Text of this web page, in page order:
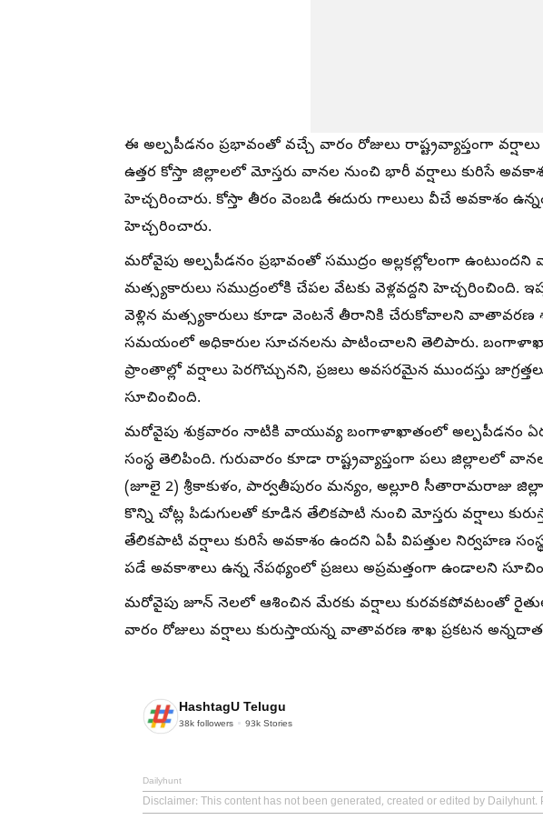
ఈ అల్పపీడనం ప్రభావంతో వచ్చే వారం రోజులు రాష్ట్రవ్యాప్తంగా
ఉత్తర కోస్తా జిల్లాలలో మోస్తరు వానల నుంచి భారీ వర్షాలు కురిసే
హెచ్చరించారు. కోస్తా తీరం వెంబడి ఈదురు గాలులు వీచే అవకాశం
హెచ్చరించారు.
మరోవైపు అల్పపీడనం ప్రభావంతో సముద్రం అల్లకల్లోలంగా
మత్స్యకారులు సముద్రంలోకి చేపల వేటకు వెళ్లవద్దని హెచ్చరించింది.
వెళ్లిన మత్స్యకారులు కూడా వెంటనే తీరానికి చేరుకోవాలని వాతావరణ
సమయంలో అధికారుల సూచనలను పాటించాలని తెలిపారు.
ప్రాంతాల్లో వర్షాలు పెరగొచ్చునని, ప్రజలు అవసరమైన ముందస్తు
సూచించింది.
మరోవైపు శుక్రవారం నాటికి వాయువ్య బంగాళాఖాతంలో అల్పపీడనం
సంస్థ తెలిపింది. గురువారం కూడా రాష్ట్రవ్యాప్తంగా పలు జిల్లాలలో
(జూలై 2) శ్రీకాకుళం, పార్వతీపురం మన్యం, అల్లూరి సీతారామరాజు
కొన్ని చోట్ల పిడుగులతో కూడిన తేలికపాటి నుంచి మోస్తరు వర్షాలు
తేలికపాటి వర్షాలు కురిసే అవకాశం ఉందని ఏపీ విపత్తుల నిర్వహణ
పడే అవకాశాలు ఉన్న నేపథ్యంలో ప్రజలు అప్రమత్తంగా ఉండాలని
మరోవైపు జూన్ నెలలో ఆశించిన మేరకు వర్షాలు కురవకపోవటంతో
వారం రోజులు వర్షాలు కురుస్తాయన్న వాతావరణ శాఖ ప్రకటన
HashtagU Telugu
38k followers 93k Stories
Dailyhunt
Disclaimer: This content has not been generated, created or edited by Dailyhunt.